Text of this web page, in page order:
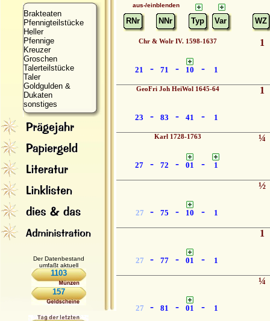
Brakteaten
Pfennigteilstücke
Heller
Pfennige
Kreuzer
Groschen
Talerteilstücke
Taler
Goldgulden &
Dukaten
sonstiges
Der Datenbestand
umfaßt aktuell
1103
157
aus-/einblenden
RNr NNr Typ Var WZ
Chr & Wolr IV. 1598-1637
21 - 71 - 10 - 1
1
GeoFri Joh HeiWol 1645-64
23 - 83 - 41 - 1
1
Karl 1728-1763
27 - 72 - 01 - 1
¼
27 - 75 - 10 - 1
½
27 - 77 - 01 - 1
1
27 - 81 - 01 - 1
¼